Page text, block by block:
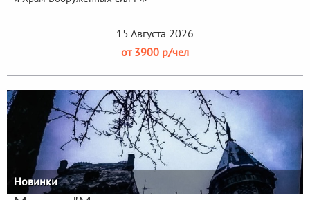
15 Августа 2026
от 3900 р/чел
Новинки